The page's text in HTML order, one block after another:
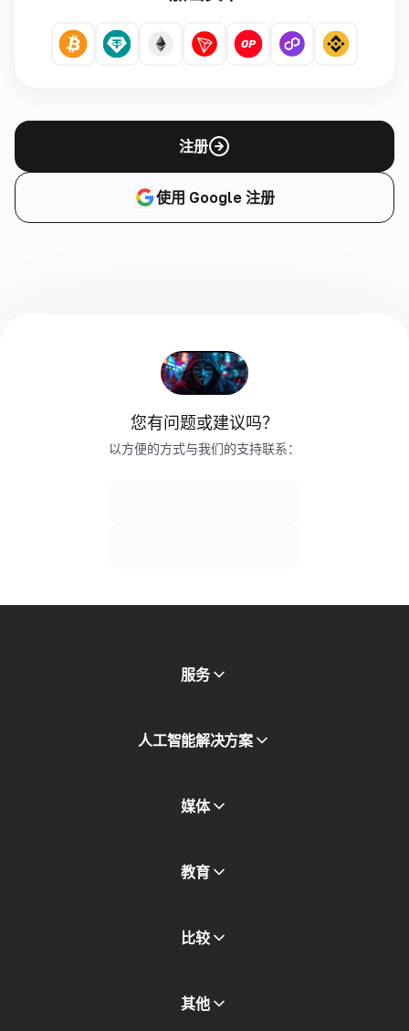
注册
使用 Google 注册
您有问题或建议吗？
以方便的方式与我们的支持联系：
服务
移动代理
住宅代理
代理目录
人工智能解决方案
媒体
博客和文章
合作伙伴
教育
免费书
比较
其他